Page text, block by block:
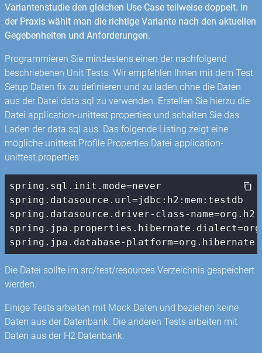
Variantenstudie den gleichen Use Case teilweise doppelt. In
der Praxis wählt man die richtige Variante nach den aktuellen
Gegebenheiten und Anforderungen.
Programmieren Sie mindestens einen der nachfolgend
beschriebenen Unit Tests. Wir empfehlen Ihnen mit dem Test
Setup Daten fix zu definieren und zu laden ohne die Daten
aus der Datei data.sql zu verwenden. Erstellen Sie hierzu die
Datei application-unittest.properties und schalten Sie das
Laden der data.sql aus. Das folgende Listing zeigt eine
mögliche unittest Profile Properties Datei application-
unittest.properties:
spring.sql.init.mode=never
spring.datasource.url=jdbc:h2:mem:testdb
spring.datasource.driver-class-
spring.jpa.database-
Die Datei sollte im src/test/resources Verzeichnis gespeichert
werden.
Einige Tests arbeiten mit Mock Daten und beziehen keine
Daten aus der Datenbank. Die anderen Tests arbeiten mit
Daten aus der H2 Datenbank.